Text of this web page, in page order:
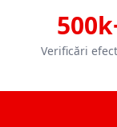
Verificări